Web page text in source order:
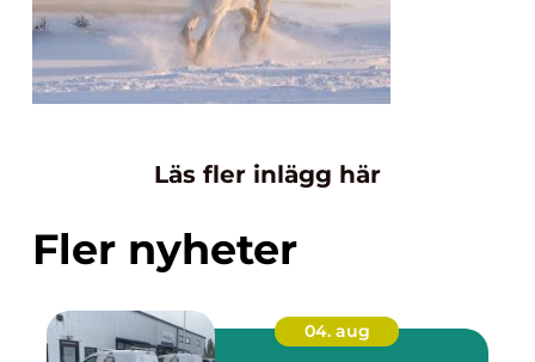
Läs fler inlägg här
Fler nyheter
04. aug